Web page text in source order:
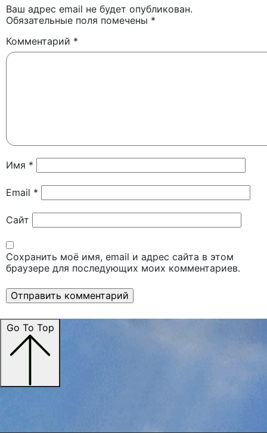
Ваш адрес email не будет опубликован.
Обязательные поля помечены *
Комментарий *
Имя *
Email *
Сайт
Сохранить моё имя, email и адрес сайта в этом
браузере для последующих моих комментариев.
Go To Top